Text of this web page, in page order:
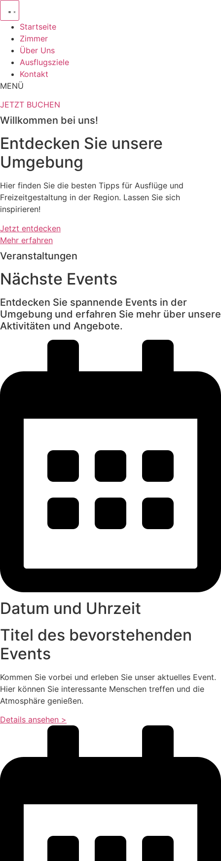
Startseite
Zimmer
Über Uns
Ausflugsziele
Kontakt
MENÜ
JETZT BUCHEN
Willkommen bei uns!
Entdecken Sie unsere
Umgebung
Hier finden Sie die besten Tipps für Ausflüge und
Freizeitgestaltung in der Region. Lassen Sie sich
inspirieren!
Jetzt entdecken
Mehr erfahren
Veranstaltungen
Nächste Events
Entdecken Sie spannende Events in der
Umgebung und erfahren Sie mehr über unsere
Aktivitäten und Angebote.
Datum und Uhrzeit
Titel des bevorstehenden
Events
Kommen Sie vorbei und erleben Sie unser aktuelles Event.
Hier können Sie interessante Menschen treffen und die
Atmosphäre genießen.
Details ansehen >